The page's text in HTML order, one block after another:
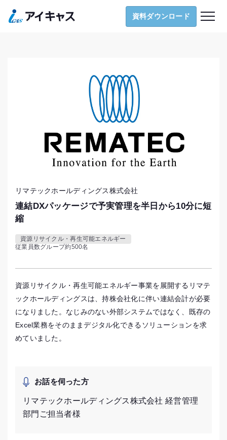
資料ダウンロード
ナレッジ
リマテックホールディングス株式会社
連結DXパッケージで予実管理を半日から10分に短
縮
資源リサイクル・再生可能エネルギー
従業員数グループ約500名
資源リサイクル・再生可能エネルギー事業を展開するリマテ
ックホールディングスは、持株会社化に伴い連結会計が必要
になりました。なじみのない外部システムではなく、既存の
Excel業務をそのままデジタル化できるソリューションを求
めていました。
お話を伺った方
リマテックホールディングス株式会社 経営管理
部門ご担当者様